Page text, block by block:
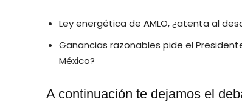
Ley energética de AMLO, ¿atenta al
Ganancias razonables pide el
México?
A continuación te dejamos el